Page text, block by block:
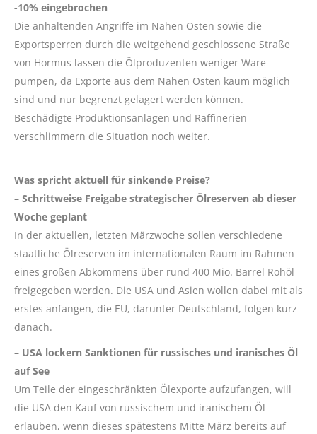
-10% eingebrochen
Die anhaltenden Angriffe im Nahen Osten sowie die
Exportsperren durch die weitgehend geschlossene Straße
von Hormus lassen die Ölproduzenten weniger Ware
pumpen, da Exporte aus dem Nahen Osten kaum möglich
sind und nur begrenzt gelagert werden können.
Beschädigte Produktionsanlagen und Raffinerien
verschlimmern die Situation noch weiter.
Was spricht aktuell für sinkende Preise?
– Schrittweise Freigabe strategischer Ölreserven ab dieser
Woche geplant
In der aktuellen, letzten Märzwoche sollen verschiedene
staatliche Ölreserven im internationalen Raum im Rahmen
eines großen Abkommens über rund 400 Mio. Barrel Rohöl
freigegeben werden. Die USA und Asien wollen dabei mit als
erstes anfangen, die EU, darunter Deutschland, folgen kurz
danach.
– USA lockern Sanktionen für russisches und iranisches Öl
auf See
Um Teile der eingeschränkten Ölexporte aufzufangen, will
die USA den Kauf von russischem und iranischem Öl
erlauben, wenn dieses spätestens Mitte März bereits auf